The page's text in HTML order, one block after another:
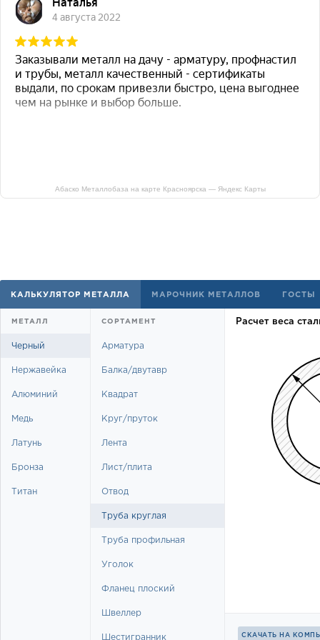
Абаско Металлобаза на карте Красноярска — Яндекс Карты